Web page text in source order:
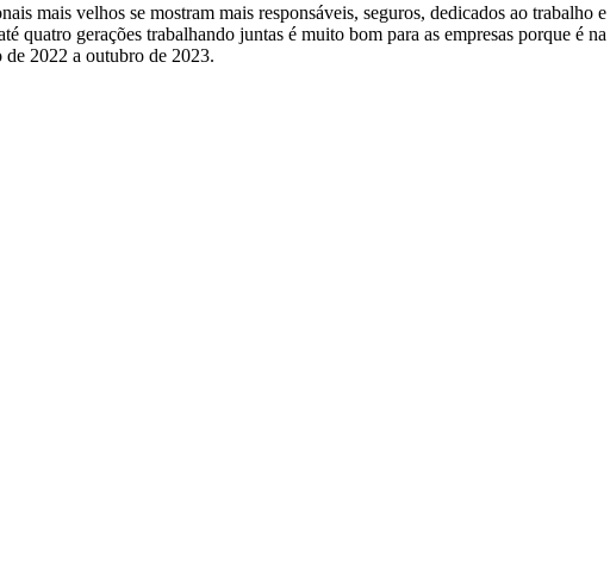
mais velhos se mostram mais responsáveis, seguros, dedicados ao trabalho
gerações trabalhando juntas é muito bom para as empresas porque é
2022 a outubro de 2023.